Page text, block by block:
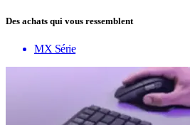
Des achats qui vous ressemblent
MX Série